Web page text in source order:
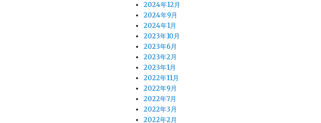
2024年12月
2024年9月
2024年1月
2023年10月
2023年6月
2023年2月
2023年1月
2022年11月
2022年9月
2022年7月
2022年3月
2022年2月